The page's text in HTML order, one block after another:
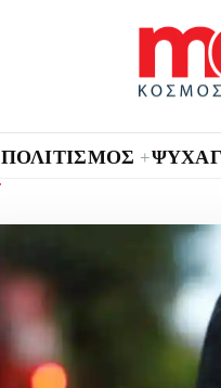
ΠΟΛΙΤΙΣΜΟΣ +